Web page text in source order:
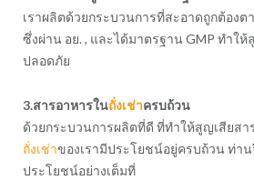
เราผลิตด้วยกระบวนการที่สะอาดถูกต้อง
ซึ่งผ่าน อย. , และได้มาตรฐาน GMP ทำใ
ปลอดภัย
3.สารอาหารในถั่งเช่าครบถ้วน
ด้วยกระบวนการผลิตที่ดี ที่ทำให้สูญเสียส
ถั่งเช่าของเรามีประโยชน์อยู่ครบถ้วน ท่า
ประโยชน์อย่างเต็มที่